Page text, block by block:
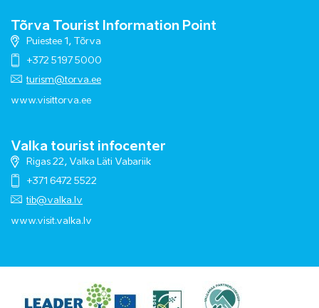
Tõrva Tourist Information Point
Puiestee 1, Tõrva
+372 5197 5000
turism@torva.ee
www.visittorva.ee
Valka tourist infocenter
Rigas 22, Valka Läti Vabariik
+371 6472 5522
tib@valka.lv
www.visit.valka.lv